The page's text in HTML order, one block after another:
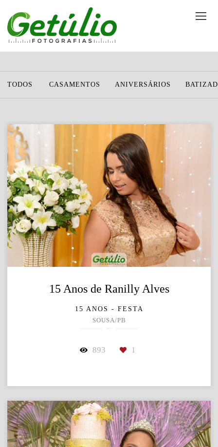
TODOS CASAMENTOS ANIVERSÁRIOS
15 Anos de Ranilly Alves
15 ANOS - FESTA
SOUSA/PB
893 1